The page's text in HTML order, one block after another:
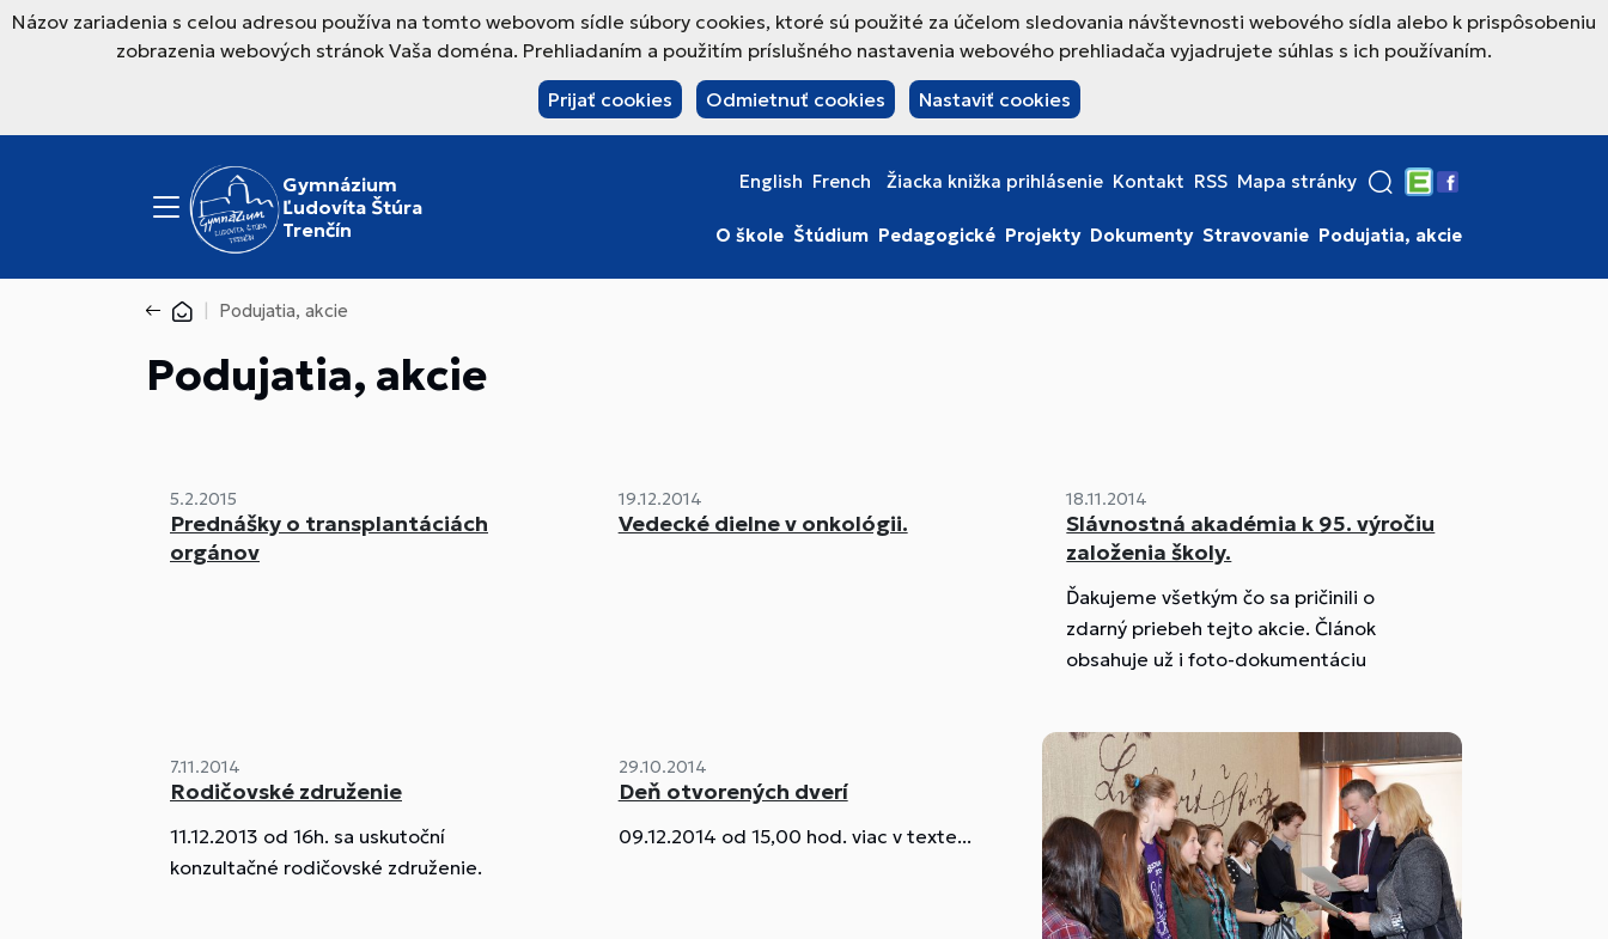
Názov zariadenia s celou adresou používa na tomto webovom sídle súbory cookies, ktoré sú použité za účelom sledovania návštevnosti webového sídla alebo k prispôsobeniu
zobrazenia webových stránok Vaša doména. Prehliadaním a použitím príslušného nastavenia webového prehliadača vyjadrujete súhlas s ich používaním.
Prijať cookies Odmietnuť cookies Nastaviť cookies
Gymnázium
Ľudovíta Štúra
Trenčín
English French Žiacka knižka prihlásenie Kontakt RSS Mapa stránky
Edupage
Facebook
O škole Štúdium Pedagogické Projekty Dokumenty Stravovanie Podujatia, akcie
Podujatia, akcie
Podujatia, akcie
5.2.2015
Prednášky o transplantáciách
orgánov
19.12.2014
Vedecké dielne v onkológii.
18.11.2014
Slávnostná akadémia k 95. výročiu
založenia školy.
Ďakujeme všetkým čo sa pričinili o
zdarný priebeh tejto akcie. Článok
obsahuje už i foto-dokumentáciu
7.11.2014
Rodičovské združenie
11.12.2013 od 16h. sa uskutoční
konzultačné rodičovské združenie.
29.10.2014
Deň otvorených dverí
09.12.2014 od 15,00 hod. viac v texte...